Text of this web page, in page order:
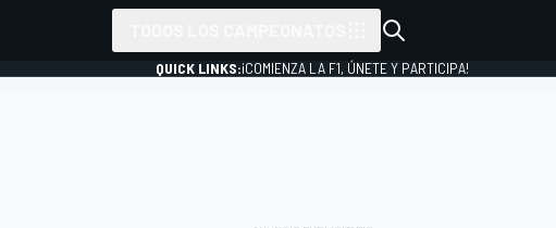
QUICK LINKS:¡COMIENZA LA F1, ÚNETE Y PARTICIPA!